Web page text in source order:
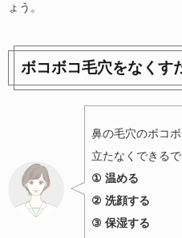
ょう。
ボコボコ毛穴をなくす
鼻の毛穴のボコ
立たなくできるで
① 温める
② 洗顔する
③ 保湿する